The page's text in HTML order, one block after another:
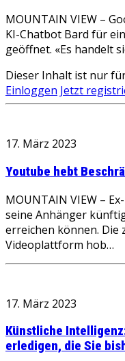
MOUNTAIN VIEW –
KI-Chatbot Bard für
geöffnet. «Es handelt
Dieser Inhalt ist nur
Einloggen Jetzt
17. März 2023
Youtube hebt
MOUNTAIN VIEW –
seine Anhänger
erreichen können. Die
Videoplattform hob…
17. März 2023
Künstliche
erledigen, die Sie